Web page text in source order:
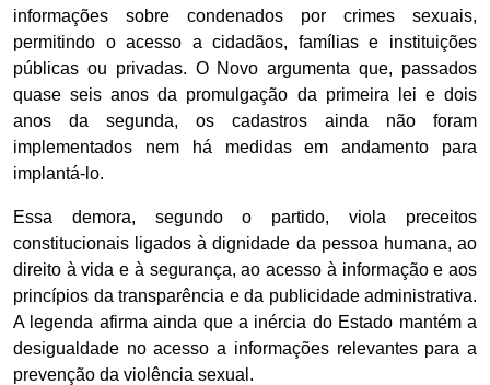
informações sobre condenados por crimes sexuais,
permitindo o acesso a cidadãos, famílias e instituições
públicas ou privadas. O Novo argumenta que, passados
quase seis anos da promulgação da primeira lei e dois
anos da segunda, os cadastros ainda não foram
implementados nem há medidas em andamento para
implantá-lo.
Essa demora, segundo o partido, viola preceitos
constitucionais ligados à dignidade da pessoa humana, ao
direito à vida e à segurança, ao acesso à informação e aos
princípios da transparência e da publicidade administrativa.
A legenda afirma ainda que a inércia do Estado mantém a
desigualdade no acesso a informações relevantes para a
prevenção da violência sexual.